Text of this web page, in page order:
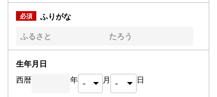
ふりがな
生年月日
西暦
年 月 日